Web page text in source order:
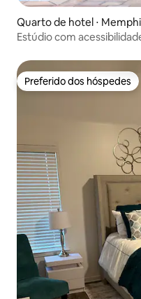
Quarto de hotel ⋅
Estúdio com
Preferido dos hóspedes
Preferido dos hóspedes